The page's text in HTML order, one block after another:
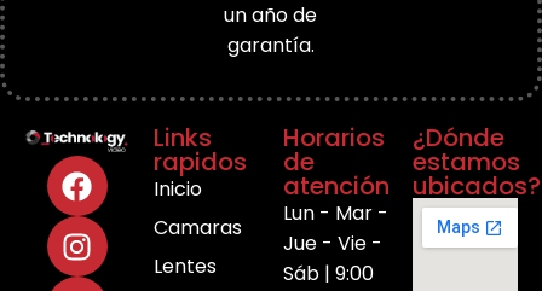
un año de
garantía.
Links
rapidos
Inicio
Camaras
Lentes
Horarios
de
atención
Lun - Mar -
Jue - Vie -
Sáb | 9:00
¿Dónde
estamos
ubicados?